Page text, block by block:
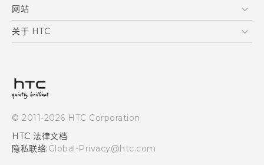
VIVE
在线客服
支援与服务
产品保固说明
网站
HTC Dev
关于 HTC
投资人
产品安全
加入HTC
© 2011-2026 HTC Corporation
HTC 法律文档
隐私联络:Global-Privacy@htc.com